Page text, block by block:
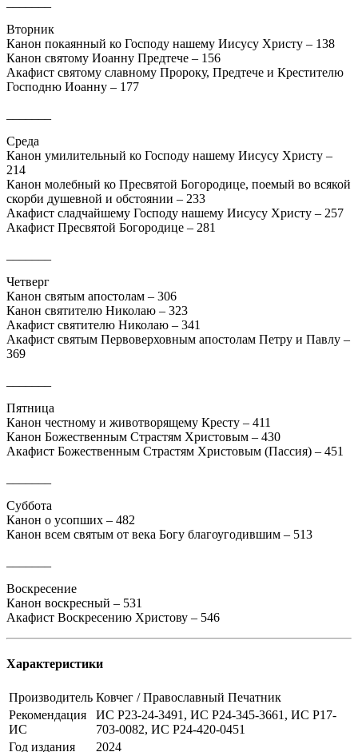
Вторник
Канон покаянный ко Господу нашему Иисусу Христу – 138
Канон святому Иоанну Предтече – 156
Акафист святому славному Пророку, Предтече и Крестителю
Господню Иоанну – 177
Среда
Канон умилительный ко Господу нашему Иисусу Христу –
214
Канон молебный ко Пресвятой Богородице, поемый во всякой
скорби душевной и обстоянии – 233
Акафист сладчайшему Господу нашему Иисусу Христу – 257
Акафист Пресвятой Богородице – 281
Четверг
Канон святым апостолам – 306
Канон святителю Николаю – 323
Акафист святителю Николаю – 341
Акафист святым Первоверховным апостолам Петру и Павлу –
369
Пятница
Канон честному и животворящему Кресту – 411
Канон Божественным Страстям Христовым – 430
Акафист Божественным Страстям Христовым (Пассия) – 451
Суббота
Канон о усопших – 482
Канон всем святым от века Богу благоугодившим – 513
Воскресение
Канон воскресный – 531
Акафист Воскресению Христову – 546
Характеристики
Производитель Ковчег / Православный Печатник
Рекомендация
ИС
ИС Р23-24-3491, ИС Р24-345-3661, ИС Р17-
703-0082, ИС Р24-420-0451
Год издания
2024